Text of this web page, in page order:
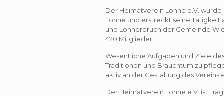
Der Heimatverein Lohne e.V. wurde
Lohne und erstreckt seine Tätigkeit
und Lohnerbruch der Gemeinde
420 Mitglieder.
Wesentliche Aufgaben und Ziele
Traditionen und Brauchtum zu
aktiv an der Gestaltung des
Der Heimatverein Lohne e.V. ist